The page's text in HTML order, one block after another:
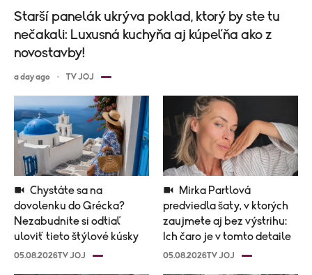
Starší panelák ukrýva poklad, ktorý by ste tu
nečakali: Luxusná kuchyňa aj kúpeľňa ako z
novostavby!
a day ago TV JOJ
dovolenku do Grécka?
Nezabudnite si odtiaľ
uloviť tieto štýlové kúsky
05.08.2026TV JOJ
predviedla šaty, v ktorých
zaujmete aj bez výstrihu:
Ich čaro je v tomto detaile
05.08.2026TV JOJ